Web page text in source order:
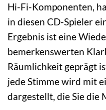
Hi-Fi-Komponenten,
in diesen CD-Spieler
Ergebnis ist eine
bemerkenswerten
Räumlichkeit geprägt
jede Stimme wird mit
dargestellt, die Sie die